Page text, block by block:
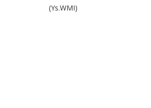
(Ys.WMI)